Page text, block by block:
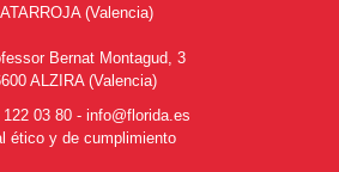
(Valencia)
Bernat Montagud, 3
ALZIRA (Valencia)
03 80 - info@florida.es
ético y de cumplimiento